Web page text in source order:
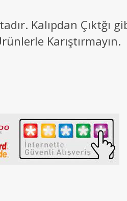
Kalıpdan Çıktğı
Karıştırmayın.